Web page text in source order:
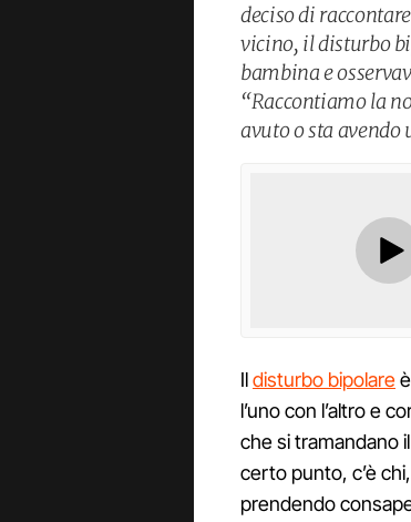
deciso di
vicino, il disturbo
bambina e
“Raccontiamo la
avuto o sta
Ildisturbo bipolare
l’uno con l’altro e
che si tramandano
certo punto, c’è
prendendo